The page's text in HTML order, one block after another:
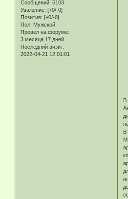
Сообщений: 5103
Уважение: [+0/-0]
Позитив: [+0/-0]
Пол: Мужской
Провел на форуме:
3 месяца 17 дней
Последний визит:
2022-04-21 12:01:01
В
В